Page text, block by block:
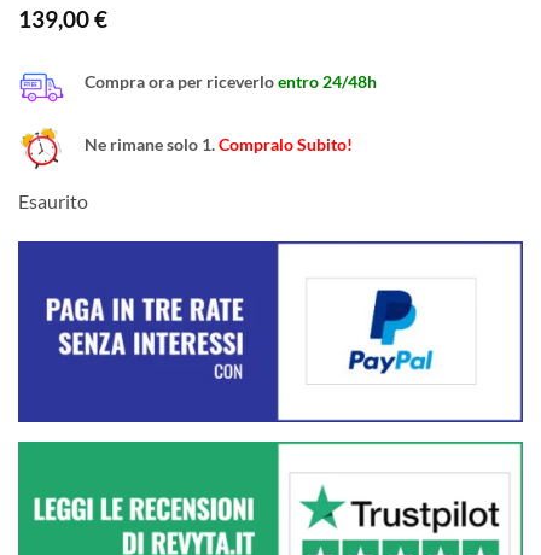
139,00€
Compra ora per riceverloentro 24/48h
Ne rimane solo 1.Compralo Subito!
Esaurito